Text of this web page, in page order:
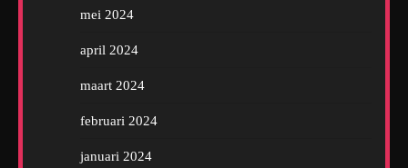
mei 2024
april 2024
maart 2024
februari 2024
januari 2024